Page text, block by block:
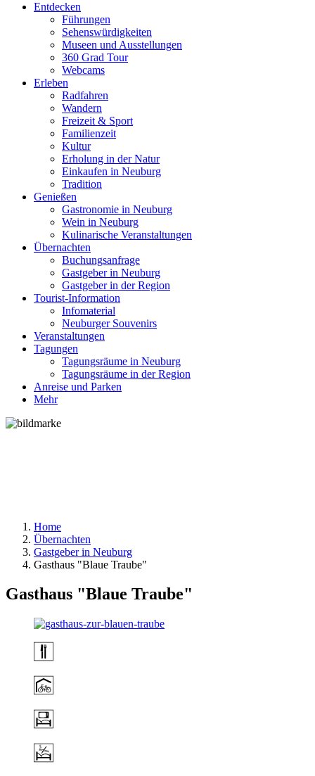
Entdecken
Führungen
Sehenswürdigkeiten
Museen und Ausstellungen
360 Grad Tour
Webcams
Erleben
Radfahren
Wandern
Freizeit & Sport
Familienzeit
Kultur
Erholung in der Natur
Einkaufen in Neuburg
Tradition
Genießen
Gastronomie in Neuburg
Wein in Neuburg
Kulinarische Veranstaltungen
Übernachten
Buchungsanfrage
Gastgeber in Neuburg
Gastgeber in der Region
Tourist-Information
Infomaterial
Neuburger Souvenirs
Veranstaltungen
Tagungen
Tagungsräume in Neuburg
Tagungsräume in der Region
Anreise und Parken
Mehr
Home
Übernachten
Gastgeber in Neuburg
Gasthaus "Blaue Traube"
Gasthaus "Blaue Traube"